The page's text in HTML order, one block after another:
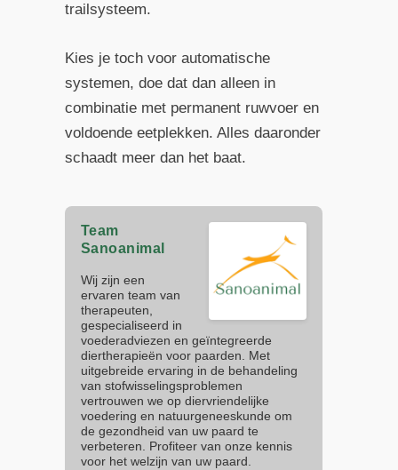
trailsysteem.
Kies je toch voor automatische
systemen, doe dat dan alleen in
combinatie met permanent ruwvoer en
voldoende eetplekken. Alles daaronder
schaadt meer dan het baat.
Team
Sanoanimal
Wij zijn een
ervaren team van
therapeuten,
gespecialiseerd in
voederadviezen en geïntegreerde
diertherapieën voor paarden. Met
uitgebreide ervaring in de behandeling
van stofwisselingsproblemen
vertrouwen we op diervriendelijke
voedering en natuurgeneeskunde om
de gezondheid van uw paard te
verbeteren. Profiteer van onze kennis
voor het welzijn van uw paard.